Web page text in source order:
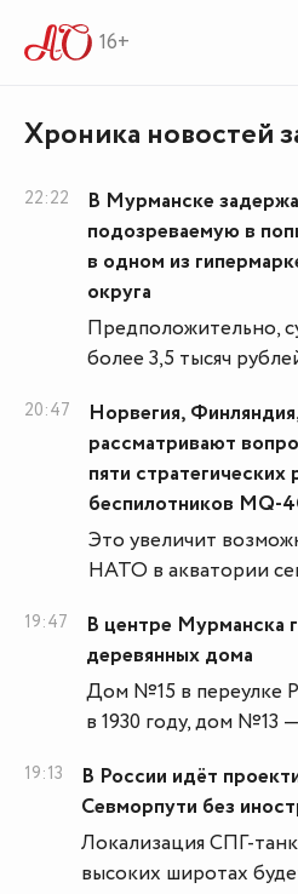
16+
Хроника новостей
22:22
В Мурманске
подозреваемую в
в одном из
округа
Предположительно,
более 3,5 тысяч
20:47
Норвегия,
рассматривают
пяти
беспилотников МQ-
Это увеличит
НАТО в акватории
19:47
В центре Мурманска
деревянных дома
Дом №15 в переулке
в 1930 году, дом №13
19:13
В России идёт
Севморпути без
Локализация СПГ-
высоких широтах